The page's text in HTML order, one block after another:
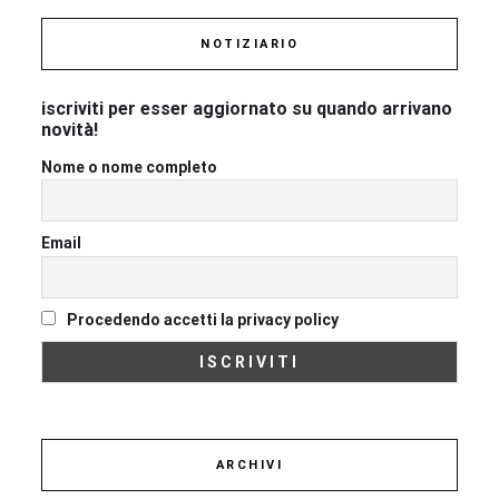
NOTIZIARIO
iscriviti per esser aggiornato su quando arrivano
novità!
Nome o nome completo
Email
Procedendo accetti la privacy policy
ARCHIVI